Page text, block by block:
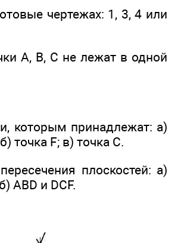
чертежах: 1, 3, 4 или
А, В, С не лежат в одной
которым принадлежат: а)
точка F; в) точка С.
плоскостей: a)
ABD и DCF.